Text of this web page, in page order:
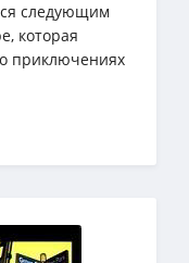
следующим
которая
приключениях